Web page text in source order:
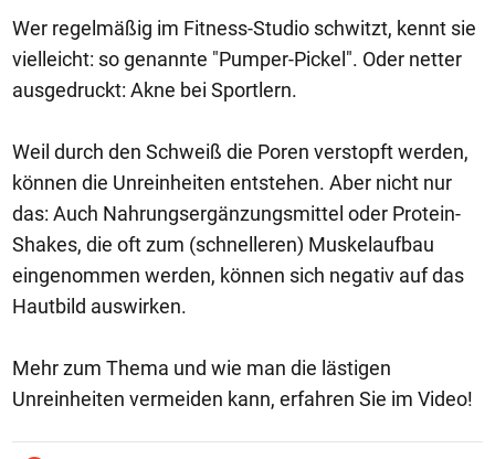
Wer regelmäßig im Fitness-Studio schwitzt, kennt sie
vielleicht: so genannte "Pumper-Pickel". Oder netter
ausgedruckt: Akne bei Sportlern.
Weil durch den Schweiß die Poren verstopft werden,
können die Unreinheiten entstehen. Aber nicht nur
das: Auch Nahrungsergänzungsmittel oder Protein-
Shakes, die oft zum (schnelleren) Muskelaufbau
eingenommen werden, können sich negativ auf das
Hautbild auswirken.
Mehr zum Thema und wie man die lästigen
Unreinheiten vermeiden kann, erfahren Sie im Video!